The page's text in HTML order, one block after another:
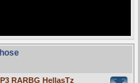
RARBG HellasTz